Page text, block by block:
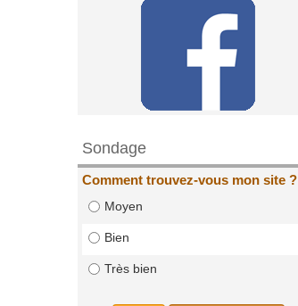
Sondage
Comment trouvez-vous mon site ?
Moyen
Bien
Très bien